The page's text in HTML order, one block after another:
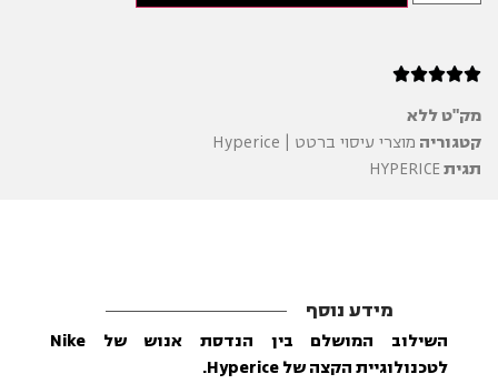





מק"טללא
קטגוריה מוצרי עיסוי ברטט | Hyperice
תגיתHYPERICE
מידע נוסף
השילוב המושלם בין הנדסת אנוש של Nike
לטכנולוגיית הקצה של Hyperice.